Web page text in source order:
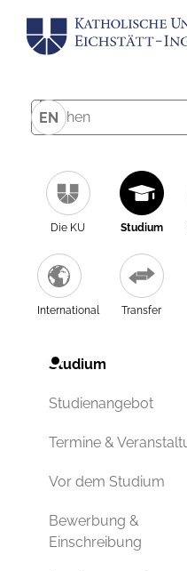
EN
Die KU Studium
International Transfer
Studium
Studienangebot
Termine &
Vor dem Studium
Bewerbung &
Einschreibung